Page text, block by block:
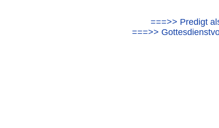
===>> Predigt
===>>